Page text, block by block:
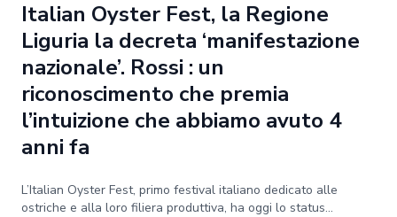
Italian Oyster Fest, la Regione
Liguria la decreta ‘manifestazione
nazionale’. Rossi : un
riconoscimento che premia
l’intuizione che abbiamo avuto 4
anni fa
L’Italian Oyster Fest, primo festival italiano dedicato alle
ostriche e alla loro filiera produttiva, ha oggi lo status...